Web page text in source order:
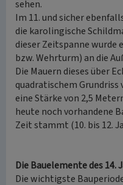
sehen.
Im 11. und sicher
die karolingische
dieser Zeitspanne wurde
bzw. Wehrturm) an die
Die Mauern dieses über
quadratischem
eine Stärke von 2,5
heute noch vorhandene
Zeit stammt (10. bis 12.
Die Bauelemente des 14.
Die wichtigste